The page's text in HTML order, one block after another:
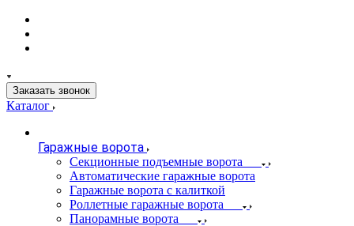
Заказать звонок
Каталог
Гаражные ворота
Секционные подъемные ворота
Автоматические гаражные ворота
Гаражные ворота с калиткой
Роллетные гаражные ворота
Панорамные ворота